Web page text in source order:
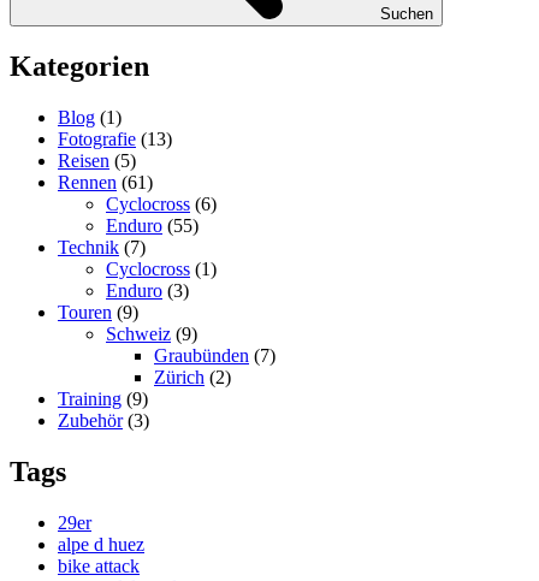
Suchen
Kategorien
Blog (1)
Fotografie (13)
Reisen (5)
Rennen (61)
Cyclocross (6)
Enduro (55)
Technik (7)
Cyclocross (1)
Enduro (3)
Touren (9)
Schweiz (9)
Graubünden (7)
Zürich (2)
Training (9)
Zubehör(3)
Tags
29er
alpe d huez
bike attack